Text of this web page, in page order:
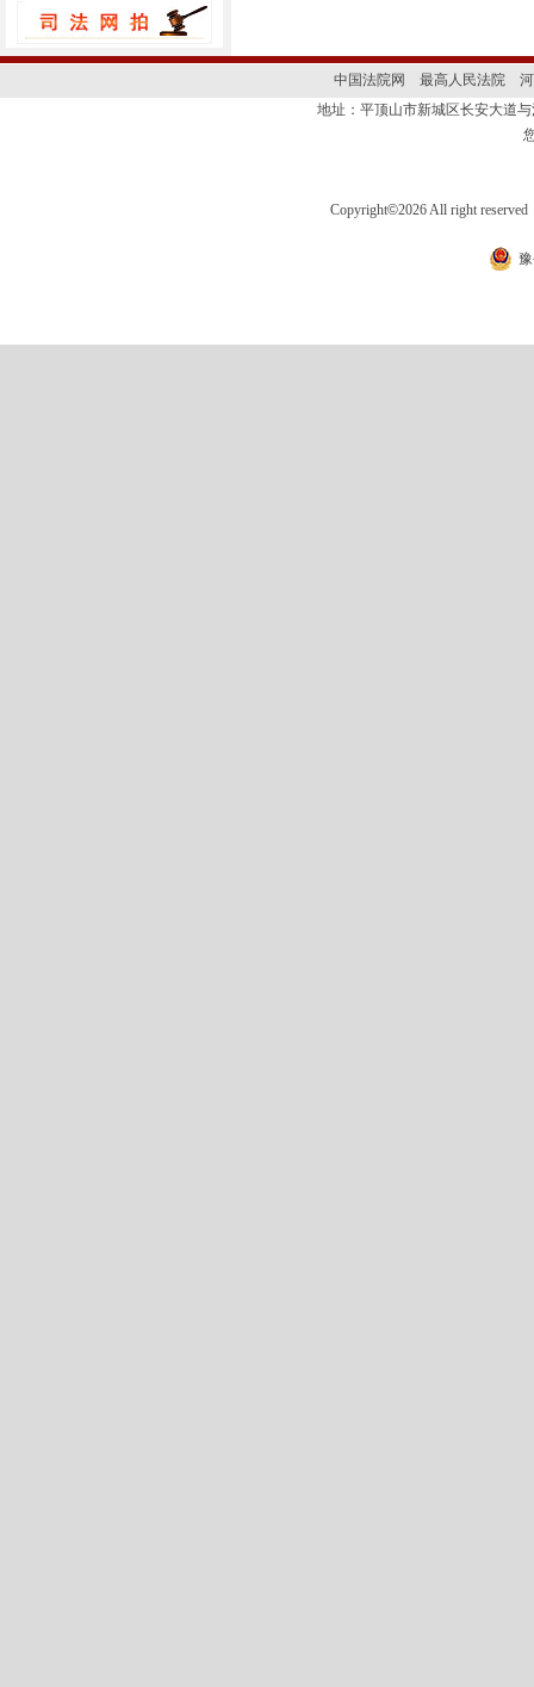
中国法院网 最高人民法院
地址：平顶山市新城区长安大
Copyright©2026 All right